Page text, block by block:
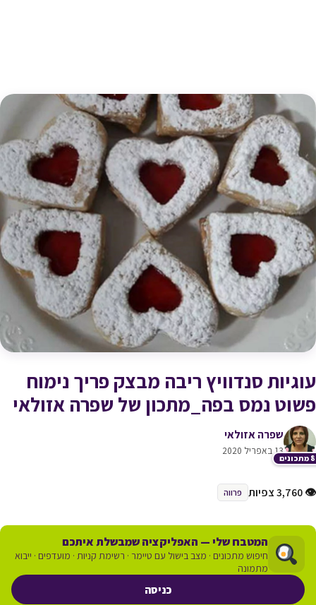
עוגיות סנדוויץ ריבה מבצק פריך נימוח
פשוט נמס בפה_מתכון של שפרה אזולאי
שפרה אזולאי
13 באפריל 2020
👁 3,760 צפיות פרווה
המטבח שלי — האפליקציה שמבשלת איתכם
חיפוש מתכונים · מצב בישול עם טיימר · רשימת קניות · מועדפים · ייבוא
מתמונה
כניסה